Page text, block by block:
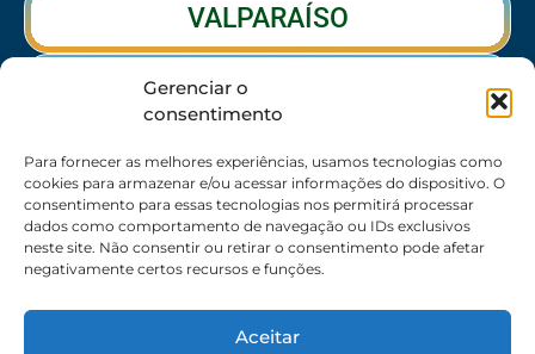
Gerenciar o
consentimento
Para fornecer as melhores experiências, usamos tecnologias como
cookies para armazenar e/ou acessar informações do dispositivo. O
consentimento para essas tecnologias nos permitirá processar
dados como comportamento de navegação ou IDs exclusivos
neste site. Não consentir ou retirar o consentimento pode afetar
negativamente certos recursos e funções.
Aceitar
VALPARAÍSO
RIO VERDE
CALDAS NOVAS
SEDE
62 3095-6530 / 62 3236-7350 / 62 99643-1994
8:30h às 17:30h